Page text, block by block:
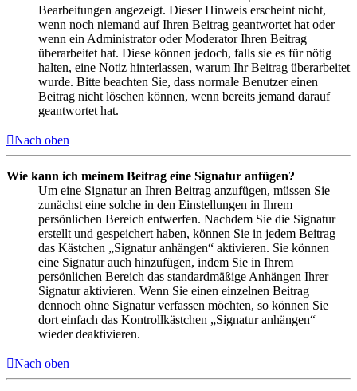
Bearbeitungen angezeigt. Dieser Hinweis erscheint nicht,
wenn noch niemand auf Ihren Beitrag geantwortet hat oder
wenn ein Administrator oder Moderator Ihren Beitrag
überarbeitet hat. Diese können jedoch, falls sie es für nötig
halten, eine Notiz hinterlassen, warum Ihr Beitrag überarbeitet
wurde. Bitte beachten Sie, dass normale Benutzer einen
Beitrag nicht löschen können, wenn bereits jemand darauf
geantwortet hat.
Nach oben
Wie kann ich meinem Beitrag eine Signatur anfügen?
Um eine Signatur an Ihren Beitrag anzufügen, müssen Sie
zunächst eine solche in den Einstellungen in Ihrem
persönlichen Bereich entwerfen. Nachdem Sie die Signatur
erstellt und gespeichert haben, können Sie in jedem Beitrag
das Kästchen „Signatur anhängen“ aktivieren. Sie können
eine Signatur auch hinzufügen, indem Sie in Ihrem
persönlichen Bereich das standardmäßige Anhängen Ihrer
Signatur aktivieren. Wenn Sie einen einzelnen Beitrag
dennoch ohne Signatur verfassen möchten, so können Sie
dort einfach das Kontrollkästchen „Signatur anhängen“
wieder deaktivieren.
Nach oben